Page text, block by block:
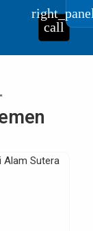
call